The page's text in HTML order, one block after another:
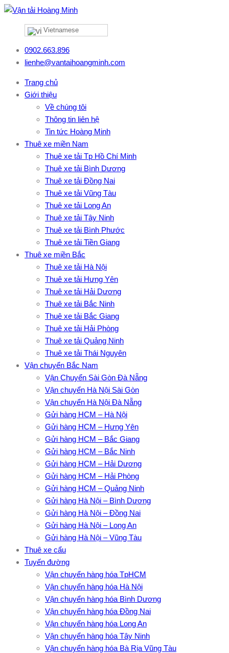
Vietnamese
0902.663.896
lienhe@vantaihoangminh.com
Trang chủ
Giới thiệu
Về chúng tôi
Thông tin liên hệ
Tin tức Hoàng Minh
Thuê xe miền Nam
Thuê xe tải Tp Hồ Chí Minh
Thuê xe tải Bình Dương
Thuê xe tải Đồng Nai
Thuê xe tải Vũng Tàu
Thuê xe tải Long An
Thuê xe tải Tây Ninh
Thuê xe tải Bình Phước
Thuê xe tải Tiền Giang
Thuê xe miền Bắc
Thuê xe tải Hà Nội
Thuê xe tải Hưng Yên
Thuê xe tải Hải Dương
Thuê xe tải Bắc Ninh
Thuê xe tải Bắc Giang
Thuê xe tải Hải Phòng
Thuê xe tải Quảng Ninh
Thuê xe tải Thái Nguyên
Vận chuyển Bắc Nam
Vận Chuyển Sài Gòn Đà Nẵng
Vận chuyển Hà Nội Sài Gòn
Vận chuyển Hà Nội Đà Nẵng
Gửi hàng HCM – Hà Nội
Gửi hàng HCM – Hưng Yên
Gửi hàng HCM – Bắc Giang
Gửi hàng HCM – Bắc Ninh
Gửi hàng HCM – Hải Dương
Gửi hàng HCM – Hải Phòng
Gửi hàng HCM – Quảng Ninh
Gửi hàng Hà Nội – Bình Dương
Gửi hàng Hà Nội – Đồng Nai
Gửi hàng Hà Nội – Long An
Gửi hàng Hà Nội – Vũng Tàu
Thuê xe cẩu
Tuyến đường
Vận chuyển hàng hóa TpHCM
Vận chuyển hàng hóa Hà Nội
Vận chuyển hàng hóa Bình Dương
Vận chuyển hàng hóa Đồng Nai
Vận chuyển hàng hóa Long An
Vận chuyển hàng hóa Tây Ninh
Vận chuyển hàng hóa Bà Rịa Vũng Tàu